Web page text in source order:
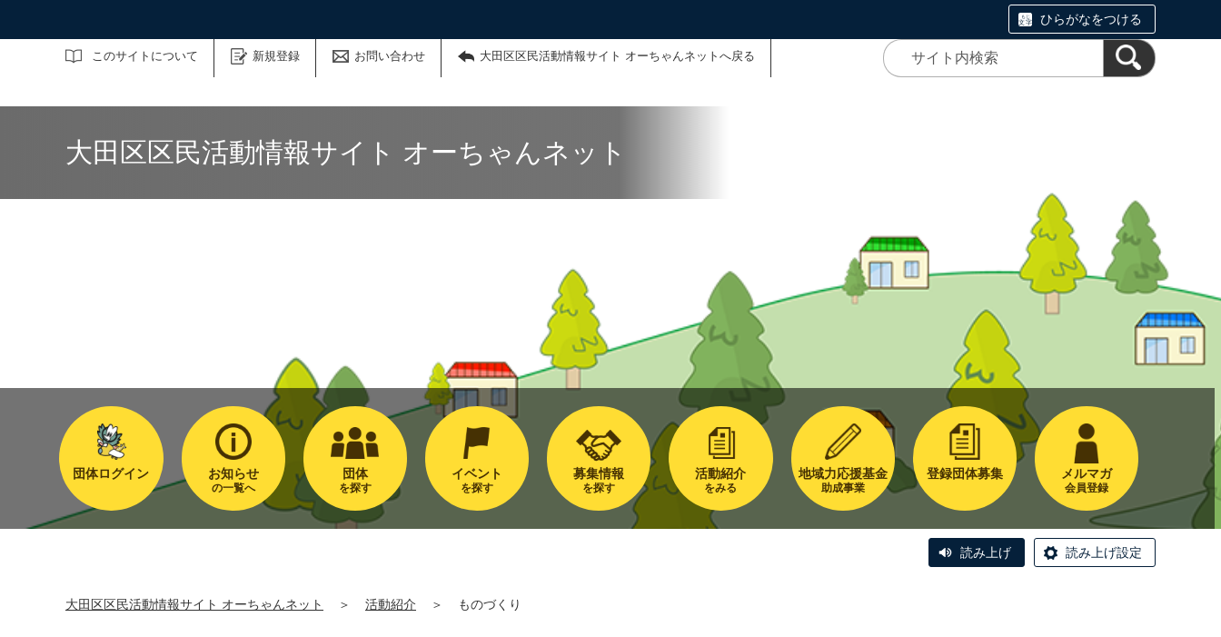
ひらがなをつける
このサイトについて 新規登録 お問い合わせ 大田区区民活動情報サイト オーちゃんネットへ戻る
サイト内検索
大田区区民活動情報サイト オーちゃんネット
団体ログイン お知らせ
の一覧へ
団体
を探す
イベント
を探す
募集情報
を探す
活動紹介
をみる
地域力応援基金
助成事業
登録団体募集 メルマガ
会員登録
読み上げ 読み上げ設定
大田区区民活動情報サイト オーちゃんネット ＞ 活動紹介 ＞ ものづくり